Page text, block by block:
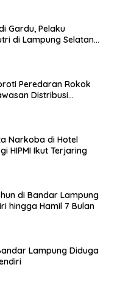
Gardu, Pelaku
di Lampung Selatan
Peredaran Rokok
Distribusi
Narkoba di Hotel
HIPMI Ikut Terjaring
di Bandar Lampung
hingga Hamil 7 Bulan
Lampung Diduga